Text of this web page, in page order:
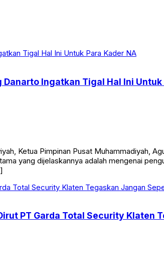
Ingatkan Tigal Hal Ini Untuk
Ketua Pimpinan Pusat Muhammadiyah,
yang dijelaskannya adalah mengenai
PT Garda Total Security Klaten